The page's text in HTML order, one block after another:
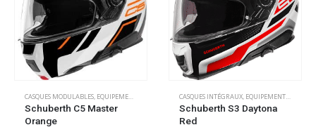
CASQUES MODULABLES, EQUIPEMENT PILOTE
Schuberth C5 Master
Orange
CASQUES INTÉGRAUX, EQUIPEMENT PILOTE
Schuberth S3 Daytona
Red